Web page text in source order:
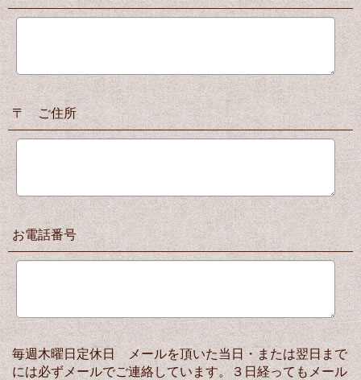
〒 ご住所
お電話番号
毎週木曜日定休日 メールを頂いた当日・または翌日まで
には必ずメールでご連絡しています。３日経ってもメール